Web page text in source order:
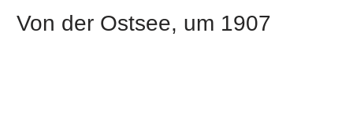
Von der Ostsee, um 1907